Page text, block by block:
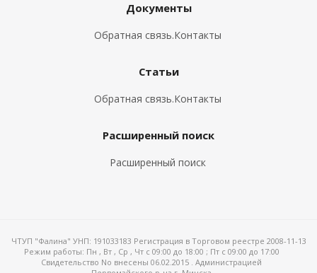
Документы
Обратная связь.Контакты
Статьи
Обратная связь.Контакты
Расширенный поиск
Расширенный поиск
ЧТУП "Фалина" УНП: 191033183 Регистрация в Торговом реестре 2008-11-13
Режим работы: Пн , Вт , Ср , Чт c 09:00 до 18:00 ; Пт c 09:00 до 17:00
Свидетельство No внесены 06.02.2015 . Администрацией